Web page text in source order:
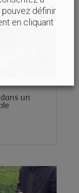
un
pouvez définir
en cliquant